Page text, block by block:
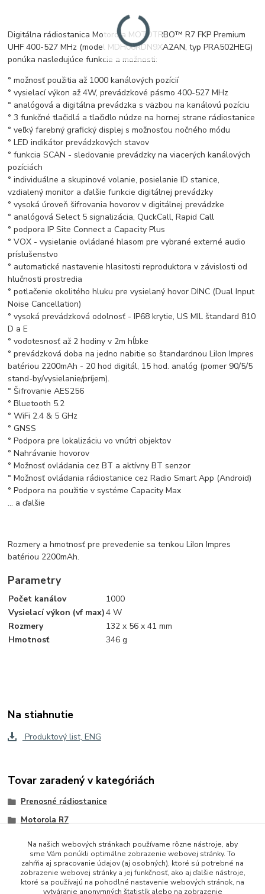
Digitálna rádiostanica Motorola MOTOTRBO™ R7 FKP Premium
UHF 400-527 MHz (model MDH06RDN9XA2AN, typ PRA502HEG)
ponúka nasledujúce funkcie a možnosti:
° možnosť použitia až 1000 kanálových pozícií
° vysielací výkon až 4W, prevádzkové pásmo 400-527 MHz
° analógová a digitálna prevádzka s väzbou na kanálovú pozíciu
° 3 funkčné tlačidlá a tlačidlo núdze na hornej strane rádiostanice
° veľký farebný grafický displej s možnosťou nočného módu
° LED indikátor prevádzkových stavov
° funkcia SCAN - sledovanie prevádzky na viacerých kanálových
pozíciách
° individuálne a skupinové volanie, posielanie ID stanice,
vzdialený monitor a ďalšie funkcie digitálnej prevádzky
° vysoká úroveň šifrovania hovorov v digitálnej prevádzke
° analógová Select 5 signalizácia, QuckCall, Rapid Call
° podpora IP Site Connect a Capacity Plus
° VOX - vysielanie ovládané hlasom pre vybrané externé audio
príslušenstvo
° automatické nastavenie hlasitosti reproduktora v závislosti od
hlučnosti prostredia
° potlačenie okolitého hluku pre vysielaný hovor DINC (Dual Input
Noise Cancellation)
° vysoká prevádzková odolnosť - IP68 krytie, US MIL štandard 810
D a E
° vodotesnosť až 2 hodiny v 2m hĺbke
° prevádzková doba na jedno nabitie so štandardnou LiIon Impres
batériou 2200mAh - 20 hod digitál, 15 hod. analóg (pomer 90/5/5
stand-by/vysielanie/príjem).
° Šifrovanie AES256
° Bluetooth 5.2
° WiFi 2.4 & 5 GHz
° GNSS
° Podpora pre lokalizáciu vo vnútri objektov
° Nahrávanie hovorov
° Možnosť ovládania cez BT a aktívny BT senzor
° Možnosť ovládania rádiostanice cez Radio Smart App (Android)
° Podpora na použitie v systéme Capacity Max
... a ďalšie
Rozmery a hmotnosť pre prevedenie sa tenkou LiIon Impres
batériou 2200mAh.
Parametry
Počet kanálov
1000
Vysielací výkon (vf max)4 W
Rozmery
132 x 56 x 41 mm
Hmotnosť
346 g
Na stiahnutie
Produktový list, ENG
Tovar zaradený v kategóriách
Prenosné rádiostanice
Motorola R7
Na našich webových stránkach používame rôzne nástroje, aby
sme Vám ponúkli optimálne zobrazenie webovej stránky. To
zahŕňa aj spracovanie údajov (aj osobných), ktoré sú potrebné na
zobrazenie webovej stránky a jej funkčnosť, ako aj ďalšie nástroje,
ktoré sa používajú na pohodlné nastavenie webových stránok, na
vytváranie anonymných štatistík alebo na zobrazenie